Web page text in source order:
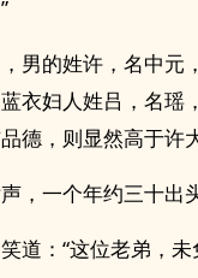
男的姓许，名中元
衣妇人姓吕，名瑶
德，则显然高于许
，一个年约三十出
道：“这位老弟，